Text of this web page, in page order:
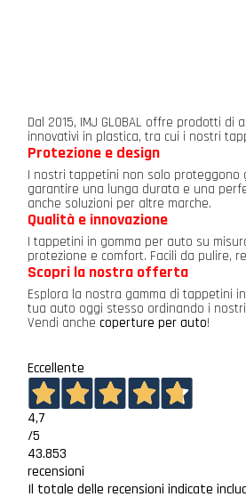
Dal 2015, IMJ GLOBAL offre prodotti
innovativi in plastica, tra cui i nostri
Protezione e design
I nostri tappetini non solo proteggono
garantire una lunga durata e una
anche soluzioni per altre marche.
Qualità e innovazione
I tappetini in gomma per auto su
protezione e comfort. Facili da pulire,
Scopri la nostra offerta
Esplora la nostra gamma di tappetini
tua auto oggi stesso ordinando i
Vendi anche coperture per auto!
Eccellente
4,7
/5
43.853
recensioni
Il totale delle recensioni indicate